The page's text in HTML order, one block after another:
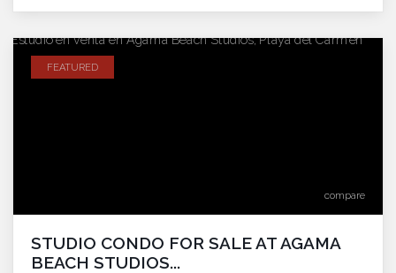
compare
FEATURED
STUDIO CONDO FOR SALE AT AGAMA
BEACH STUDIOS...